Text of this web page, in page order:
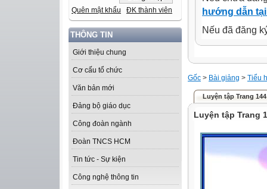
Quên mật khẩu ĐK thành viên
THÔNG TIN
Giới thiệu chung
Cơ cấu tổ chức
Văn bản mới
Đảng bộ giáo dục
Công đoàn ngành
Đoàn TNCS HCM
Tin tức - Sự kiện
Công nghệ thông tin
hướng dẫn
Nếu đã đăng
Gốc > Bài giảng > Tiểu
Luyện tập Trang 144
Luyện tập Trang